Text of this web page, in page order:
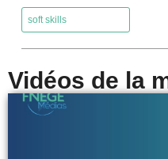
soft skills
Vidéos de la